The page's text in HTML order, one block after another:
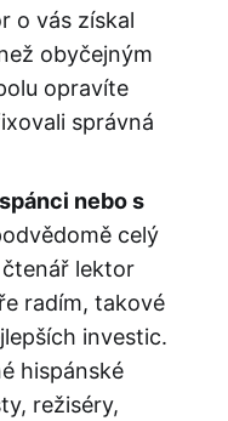
o vás získal
obyčejným
opravíte
správná
nebo s
celý
lektor
radím, takové
investic.
hispánské
režiséry,